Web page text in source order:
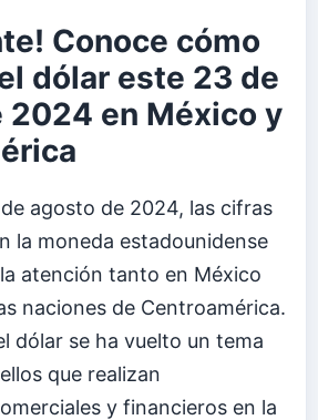
Conoce cómo
dólar este 23 de
2024 en México y
agosto de 2024, las cifras
la moneda estadounidense
atención tanto en México
naciones de Centroamérica.
dólar se ha vuelto un tema
que realizan
y financieros en la